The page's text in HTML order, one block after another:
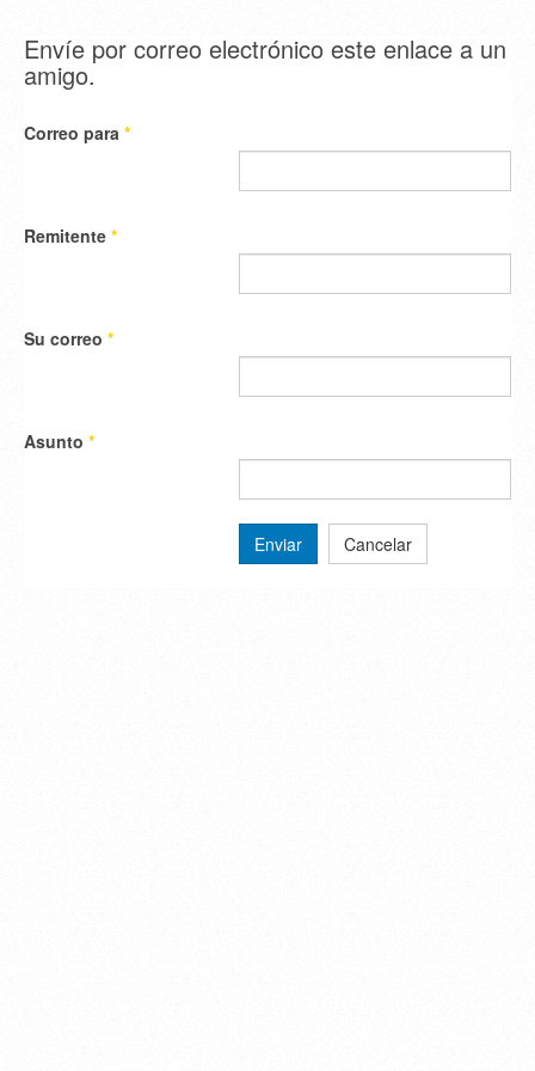
Envíe por correo electrónico este enlace a un
amigo.
Correo para *
Remitente *
Su correo *
Asunto *
Enviar Cancelar